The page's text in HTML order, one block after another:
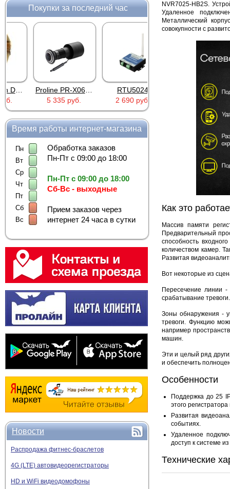
Покупки за последний час
Proline PR-X06WR
5 335 руб.
RTU5024
2 690 руб.
Proline PR-SA040
Время работы интернет-магазина
Пн
Вт
Ср
Чт
Пт
Сб
Вс
Обработка заказов
Пн-Пт с 09:00 до 18:00
Пн-Пт с 09:00 до 18:00
Сб-Вс - выходные
Прием заказов через
интернет 24 часа в сутки
Новости
Распродажа фитнес-браслетов
4G (LTE) автовидеорегистраторы
HD и WiFi видеодомофоны
NVR7025-HB2S.
Удаленное
Металлический
совокупности с
Как это
Массив памяти
Предварительный
способность
количеством камер.
Развитая
Вот некоторые из
Пересечение линии
срабатывание
Зоны обнаружения -
тревоги. Функцию
например
машин.
Эти и целый ряд
и обеспечить
Особенности
Поддержка до 25
этого
Развитая
событиях.
Удаленное
доступ к системе
Технические